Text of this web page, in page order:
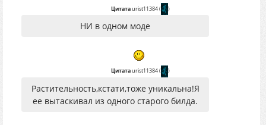
Цитатаurist11384( )
НИ в одном моде
Цитатаurist11384( )
Растительность,кстати,тоже уникальна!Я
ее вытаскивал из одного старого билда.